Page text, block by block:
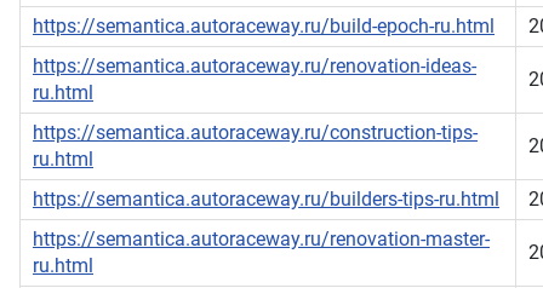
https://semantica.autoraceway.ru/build-epoch-ru.html
https://semantica.autoraceway.ru/renovation-ideas-
ru.html
https://semantica.autoraceway.ru/construction-tips-
ru.html
https://semantica.autoraceway.ru/builders-tips-ru.html
https://semantica.autoraceway.ru/renovation-master-
ru.html